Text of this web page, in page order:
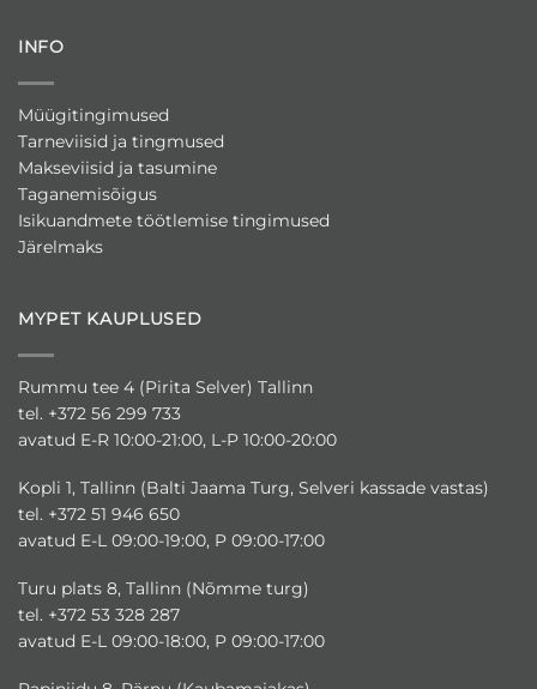
INFO
Müügitingimused
Tarneviisid ja tingmused
Makseviisid ja tasumine
Taganemisõigus
Isikuandmete töötlemise tingimused
Järelmaks
MYPET KAUPLUSED
Rummu tee 4 (Pirita Selver) Tallinn
tel. +372 56 299 733
avatud E-R 10:00-21:00, L-P 10:00-20:00
Kopli 1, Tallinn (Balti Jaama Turg, Selveri kassade vastas)
tel. +372 51 946 650
avatud E-L 09:00-19:00, P 09:00-17:00
Turu plats 8, Tallinn (Nõmme turg)
tel. +372 53 328 287
avatud E-L 09:00-18:00, P 09:00-17:00